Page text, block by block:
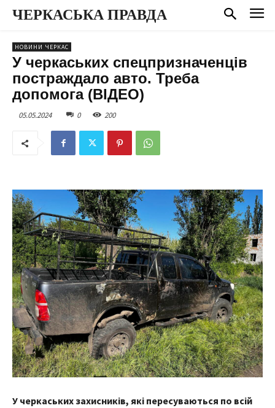
ЧЕРКАСЬКА ПРАВДА
НОВИНИ ЧЕРКАС
У черкаських спецпризначенців
постраждало авто. Треба
допомога (ВІДЕО)
05.05.2024 0 200
У черкаських захисників, які пересуваються по всій